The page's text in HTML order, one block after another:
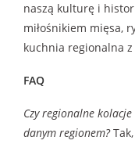
naszą kulturę i
miłośnikiem mięsa,
kuchnia regionalna
FAQ
Czy regionalne
danym regionem?